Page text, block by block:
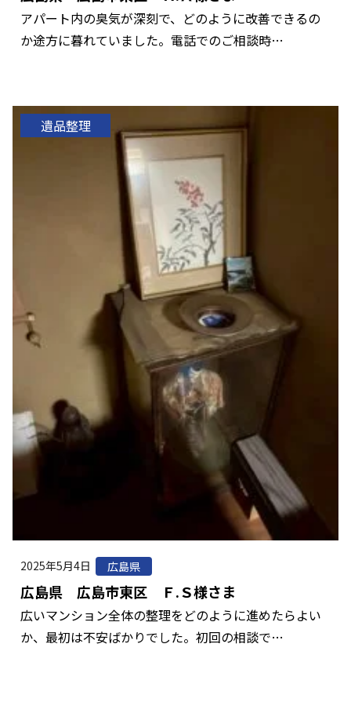
アパート内の臭気が深刻で、どのように改善できるの
か途方に暮れていました。電話でのご相談時…
遺品整理
2025年5月4日 広島県
広島県 広島市東区 Ｆ.Ｓ様さま
広いマンション全体の整理をどのように進めたらよい
か、最初は不安ばかりでした。初回の相談で…